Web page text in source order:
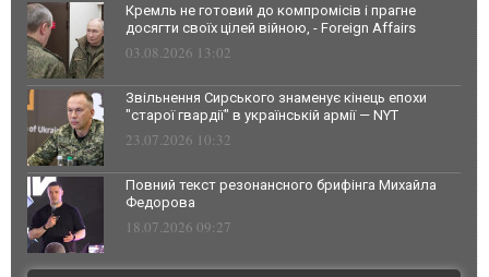
Кремль не готовий до компромісів і прагне
досягти своїх цілей війною, - Foreign Affairs
03.08.2026 13:02
Звільнення Сирського знаменує кінець епохи
"старої гвардії" в українській армії — NYT
23.07.2026 10:32
Повний текст резонансного брифінга Михайла
Федорова
18.07.2026 09:27